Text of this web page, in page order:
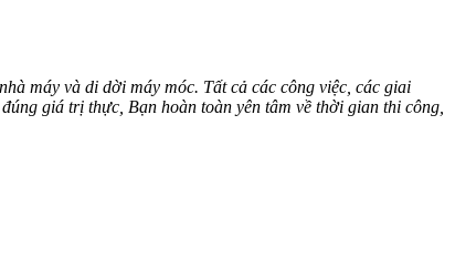
máy và di dời máy móc. Tất cả các công việc, các giai
giá trị thực, Bạn hoàn toàn yên tâm về thời gian thi công,